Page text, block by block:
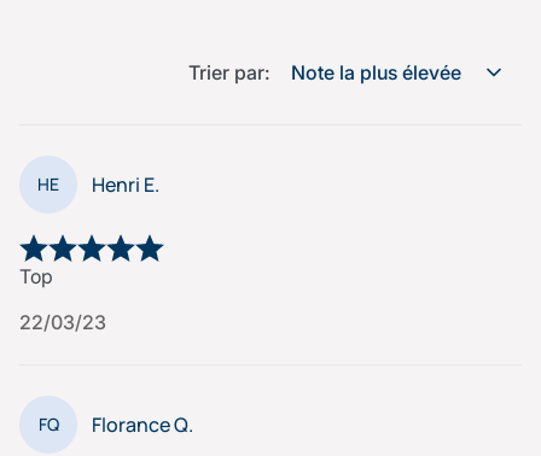
Trier par: Note la plus élevée
HE Henri E.
Top
22/03/23
FQ Florance Q.